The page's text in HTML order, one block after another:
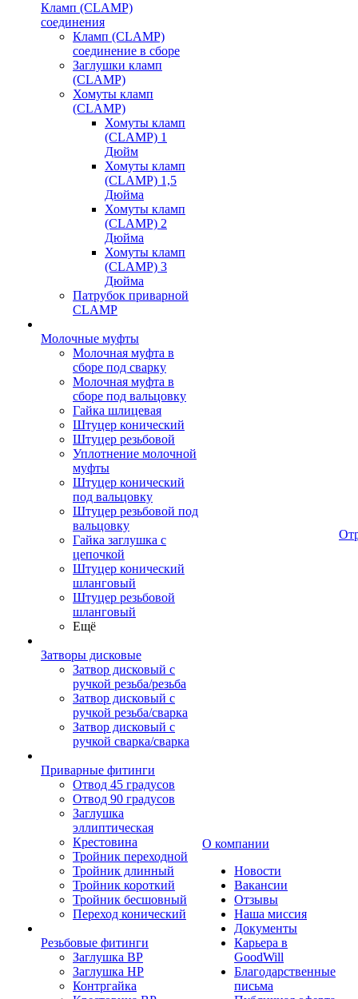
Кламп (CLAMP)
соединения
Кламп (CLAMP)
соединение в сборе
Заглушки кламп
(CLAMP)
Хомуты кламп
(CLAMP)
Хомуты кламп
(CLAMP) 1
Дюйм
Хомуты кламп
(CLAMP) 1,5
Дюйма
Хомуты кламп
(CLAMP) 2
Дюйма
Хомуты кламп
(CLAMP) 3
Дюйма
Патрубок приварной
CLAMP
Молочные муфты
Молочная муфта в
сборе под сварку
Молочная муфта в
сборе под вальцовку
Гайка шлицевая
Штуцер конический
Штуцер резьбовой
Уплотнение молочной
муфты
Штуцер конический
под вальцовку
Штуцер резьбовой под
вальцовку
Гайка заглушка с
цепочкой
Штуцер конический
шланговый
Штуцер резьбовой
шланговый
Ещё
Затворы дисковые
Затвор дисковый с
ручкой резьба/резьба
Затвор дисковый с
ручкой резьба/сварка
Затвор дисковый с
ручкой сварка/сварка
Приварные фитинги
Отвод 45 градусов
Отвод 90 градусов
Заглушка
эллиптическая
Крестовина
Тройник переходной
Тройник длинный
Тройник короткий
Тройник бесшовный
Переход конический
Резьбовые фитинги
Заглушка ВР
Заглушка НР
Контргайка
О компании
Новости
Вакансии
Отзывы
Наша миссия
Документы
Карьера в
GoodWill
Благодарственные
письма